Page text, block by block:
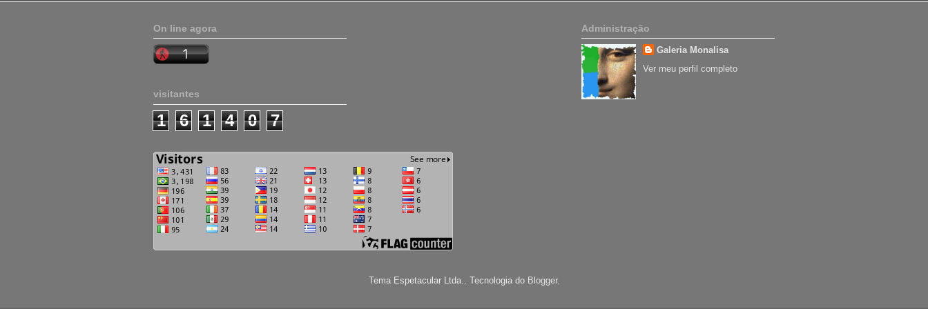
On line agora
visitantes
1 6 1 4 0 7
Administração
Galeria Monalisa
Ver meu perfil completo
Tema Espetacular Ltda.. Tecnologia do Blogger.